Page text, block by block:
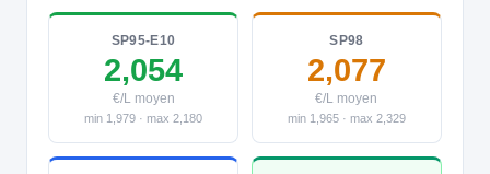
SP95-E10
2,054
€/L moyen
min 1,979 · max 2,180
SP98
2,077
€/L moyen
min 1,965 · max 2,329